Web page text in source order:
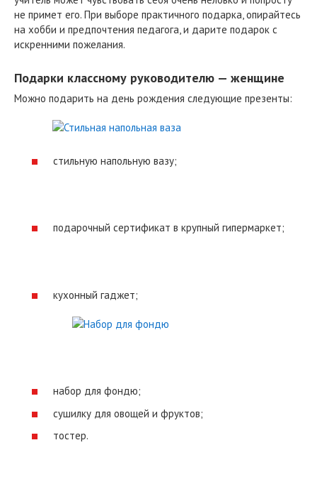
не примет его. При выборе практичного подарка, опирайтесь
на хобби и предпочтения педагога, и дарите подарок с
искренними пожелания.
Подарки классному руководителю — женщине
Можно подарить на день рождения следующие презенты:
стильную напольную вазу;
подарочный сертификат в крупный гипермаркет;
кухонный гаджет;
набор для фондю;
сушилку для овощей и фруктов;
тостер.